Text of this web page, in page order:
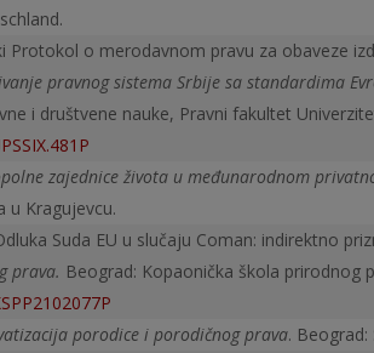
Protokol o merodavnom pravu za obaveze
pravnog sistema Srbije sa standardima
i društvene nauke, Pravni fakultet
zajednice života u međuna­rodnom
u Kragujevcu.
Suda EU u slučaju Coman: indirektno
prava. Beograd: Kopaonička škola prirodnog
porodice i porodičnog prava. Beograd: